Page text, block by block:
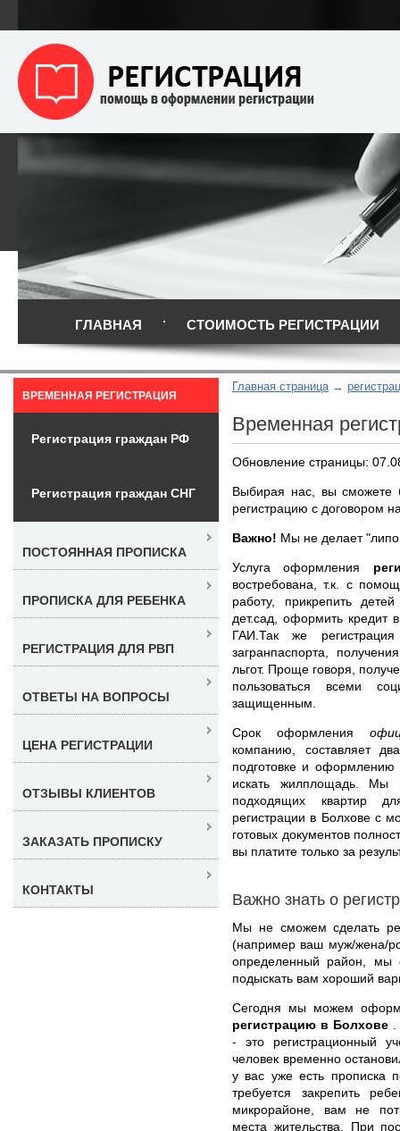
ГЛАВНАЯ СТОИМОСТЬ РЕГИСТРАЦИИ
Главная страница
Временная
Обновление страницы:
Выбирая нас, вы сможете
регистрацию с договором
Важно! Мы не делает
Услуга оформления
востребована, т.к. с
работу, прикрепить
дет.сад, оформить кредит
ГАИ.Так же
загранпаспорта,
льгот. Проще говоря,
пользоваться всеми
защищенным.
Срок оформления
компанию, составляет
подготовке и
искать жилплощадь. Мы
подходящих квартир
регистрации в Болхове с
готовых документов
вы платите только за
Важно знать о
Мы не сможем сделать
(например ваш муж/жена/
определенный район, мы
подыскать вам хороший
Сегодня мы можем
регистрацию в Болхове
- это регистрационный
человек временно
у вас уже есть прописка
требуется закрепить
микрорайоне, вам не
места жительства. При
ВРЕМЕННАЯ РЕГИСТРАЦИЯ
Регистрация граждан РФ
Регистрация граждан СНГ
ПОСТОЯННАЯ ПРОПИСКА
ПРОПИСКА ДЛЯ РЕБЕНКА
РЕГИСТРАЦИЯ ДЛЯ РВП
ОТВЕТЫ НА ВОПРОСЫ
ЦЕНА РЕГИСТРАЦИИ
ОТЗЫВЫ КЛИЕНТОВ
ЗАКАЗАТЬ ПРОПИСКУ
КОНТАКТЫ